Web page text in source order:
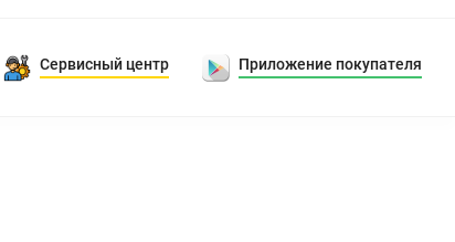
Сервисный центр Приложение покупателя